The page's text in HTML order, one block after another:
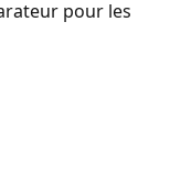
pour les